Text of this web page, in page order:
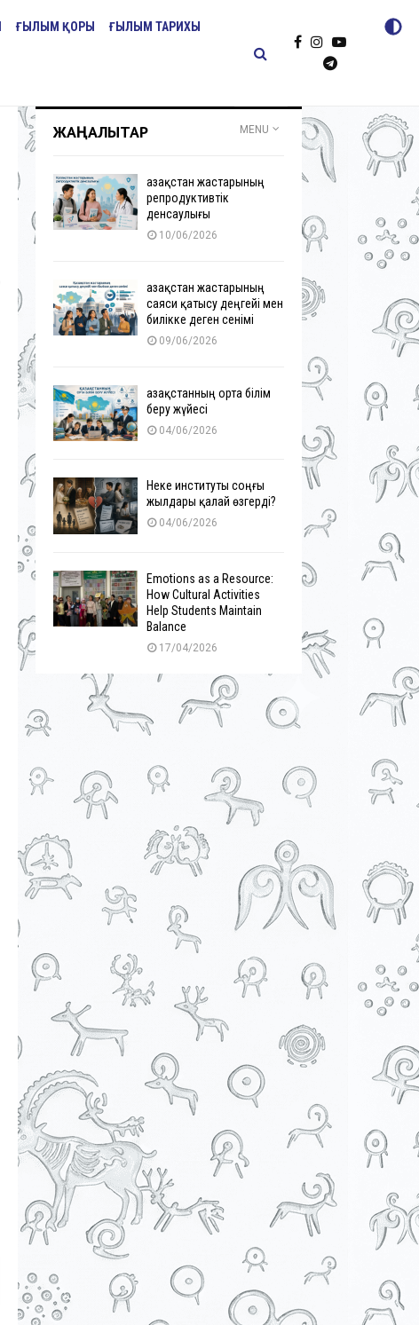
ҒЫЛЫМ ҚОРЫ ҒЫЛЫМ ТАРИХЫ
ЖАҢАЛЫҚТАР MENU
Қазақстан жастарының
репродуктивтік
денсаулығы
10/06/2026
Қазақстан жастарының
саяси қатысу деңгейі мен
билікке деген сенімі
09/06/2026
Қазақстанның орта білім
беру жүйесі
04/06/2026
Неке институты соңғы
жылдары қалай өзгерді?
04/06/2026
Emotions as a Resource:
How Cultural Activities
Help Students Maintain
Balance
17/04/2026